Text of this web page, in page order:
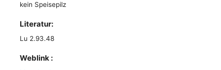
kein Speisepilz
Literatur:
Lu 2.93.48
Weblink :